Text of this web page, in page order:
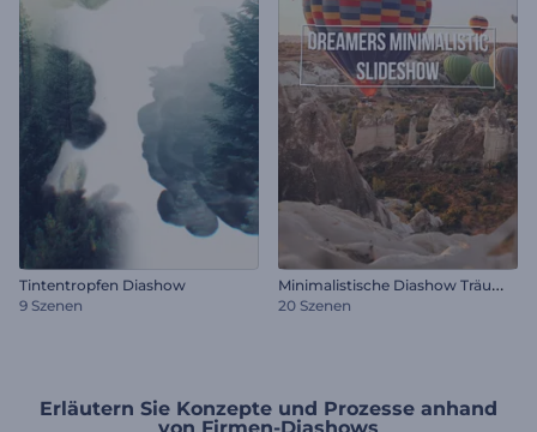
Tintentropfen Diashow
9 Szenen
M
inimalistische Diashow Träumer
20 Szenen
Erläutern Sie Konzepte und Prozesse anhand